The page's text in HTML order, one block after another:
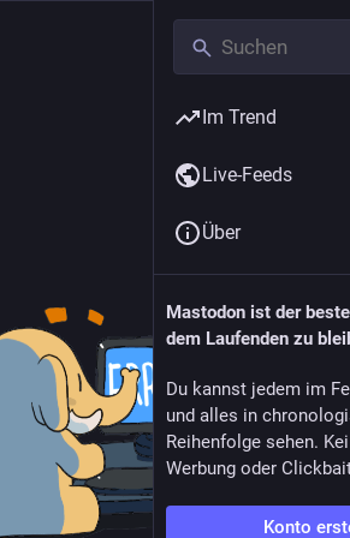
Im Trend
Live-Feeds
Über
Mastodon ist der
dem Laufenden zu
Du kannst jedem im
und alles in
Reihenfolge sehen.
Werbung oder
Konto